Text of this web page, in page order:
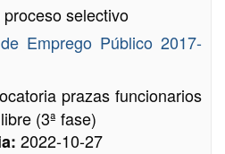
selectivo
Emprego Público 2017-
prazas funcionarios
(3ª fase)
2022-10-27